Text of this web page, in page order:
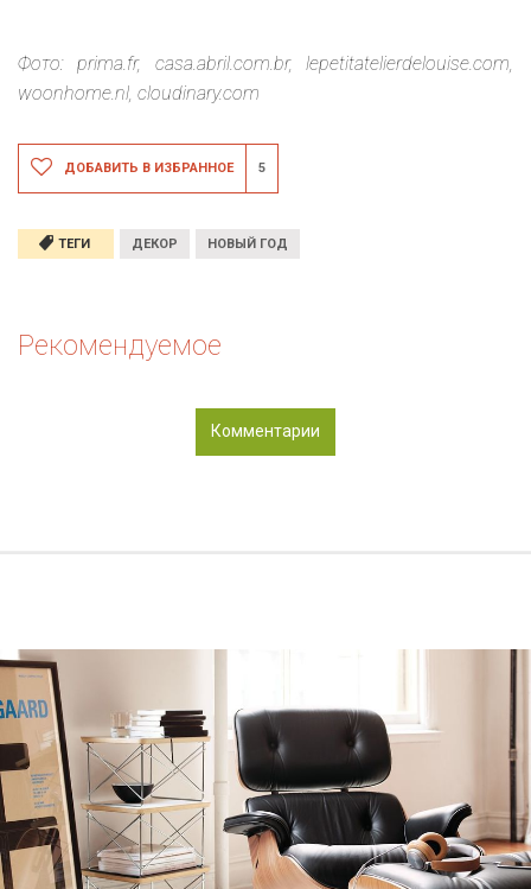
Фото: prima.fr, casa.abril.com.br, lepetitatelierdelouise.com,
woonhome.nl, cloudinary.com
ДОБАВИТЬ В ИЗБРАННОЕ 5
ТЕГИ ДЕКОР НОВЫЙ ГОД
Рекомендуемое
Комментарии